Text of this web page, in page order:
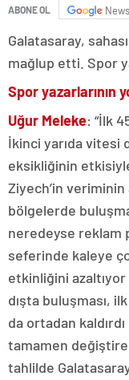
ABONE OL News
Galatasaray,
mağlup etti. Spor
Spor yazarlarının
Uğur Meleke: “İlk
İkinci yarıda vitesi
eksikliğinin
Ziyech’in
bölgelerde
neredeyse reklam
seferinde kaleye
etkinliğini
dışta buluşması,
da ortadan kaldırdı
tamamen
tahlilde